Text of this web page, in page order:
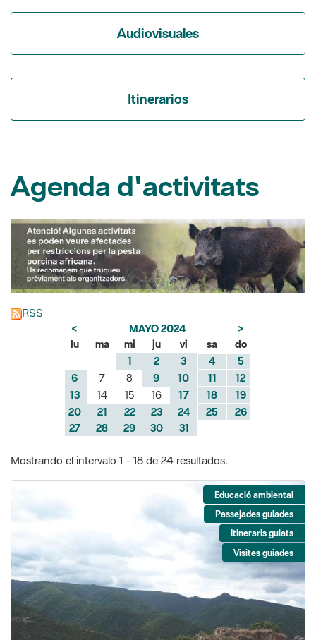
Audiovisuales
Itinerarios
Agenda d'activitats
RSS
< MAYO 2024
>
lu
ma mi ju vi sa
do
1
2 3 4
5
6
7 8 9 10 11
12
13
14 15 16 17 18
19
20
21 22 23 24 25
26
27
28 29 30 31
Mostrando el intervalo 1 - 18 de 24 resultados.
Educació ambiental
Passejades guiades
Itineraris guiats
Visites guiades